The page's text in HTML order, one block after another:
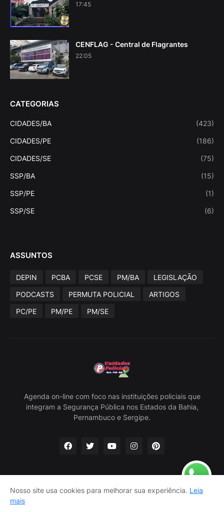
17:45
CENFLAG - Central de Flagrantes
22:05
CATEGORIAS
CIDADES/BA (423)
CIDADES/PE (186)
CIDADES/SE (75)
SSP/BA (15)
SSP/PE (1)
SSP/SE (6)
ASSUNTOS
DEPIN PCBA PCSE PM/BA
LEGISLAÇÃO
PODCASTS
PERMUTA POLICIAL
ARTIGOS
PC/PE
PM/PE PM/SE
Agenda on-line com foco nas instituições policiais que
integram a Segurança Pública nos Estados da Bahia,
Pernambuco e Sergipe.
Home Sobre Nós Política Privacidade
Contato
Nosso site usa cookies para melhorar sua experiência. Leia
mais